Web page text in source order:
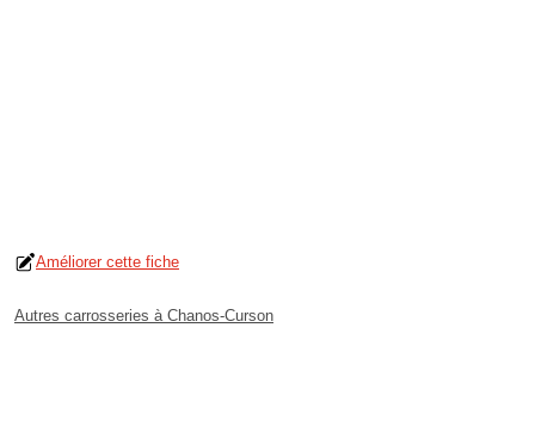
Améliorer cette fiche
Autres carrosseries à Chanos-Curson